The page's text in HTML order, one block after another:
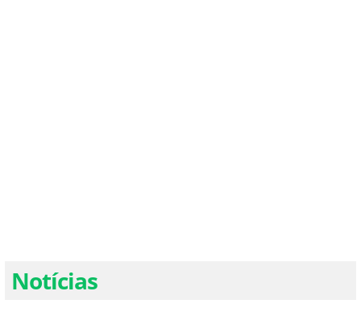
Notícias